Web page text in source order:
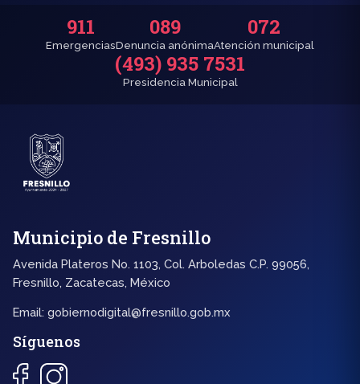
911
Emergencias
089
Denuncia anónima
072
Atención municipal
(493) 935 7531
Presidencia Municipal
Municipio de Fresnillo
Avenida Plateros No. 1103, Col. Arboledas C.P. 99056,
Fresnillo, Zacatecas, México
Email: gobiernodigital@fresnillo.gob.mx
Síguenos